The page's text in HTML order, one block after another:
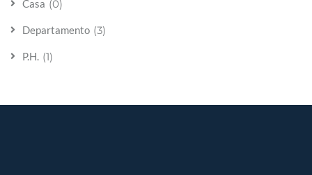
Casa (0)
Departamento (3)
P.H. (1)